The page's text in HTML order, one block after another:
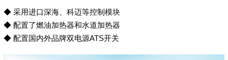
◆ 采用进口深海、科迈等控制模块
◆ 配置了燃油加热器和水道加热器
◆ 配置国内外品牌双电源ATS开关